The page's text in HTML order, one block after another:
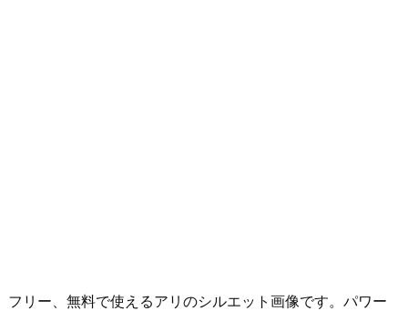
フリー、無料で使えるアリのシルエット画像です。パワー